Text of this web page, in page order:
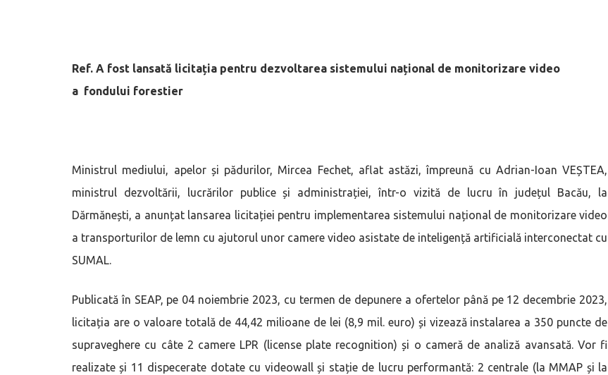
Ref. A fost lansată licitația pentru dezvoltarea sistemului național de monitorizare video
a fondului forestier
Ministrul mediului, apelor și pădurilor, Mircea Fechet, aflat astăzi, împreună cu Adrian-Ioan VEȘTEA,
ministrul dezvoltării, lucrărilor publice și administrației, într-o vizită de lucru în județul Bacău, la
Dărmănești, a anunțat lansarea licitației pentru implementarea sistemului național de monitorizare video
a transporturilor de lemn cu ajutorul unor camere video asistate de inteligență artificială interconectat cu
SUMAL.
Publicată în SEAP, pe 04 noiembrie 2023, cu termen de depunere a ofertelor până pe 12 decembrie 2023,
licitația are o valoare totală de 44,42 milioane de lei (8,9 mil. euro) și vizează instalarea a 350 puncte de
supraveghere cu câte 2 camere LPR (license plate recognition) și o cameră de analiză avansată. Vor fi
realizate și 11 dispecerate dotate cu videowall și stație de lucru performantă: 2 centrale (la MMAP și la